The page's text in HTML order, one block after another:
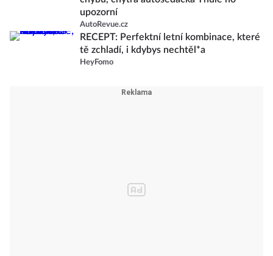
upozorní
AutoRevue.cz
RECEPT: Perfektní letní kombinace, které
tě zchladí, i kdybys nechtěl*a
HeyFomo